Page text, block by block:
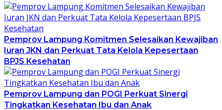
Pemprov Lampung Komitmen Selesaikan Kewajiban
Iuran JKN dan Perkuat Tata Kelola Kepesertaan
BPJS Kesehatan
Pemprov Lampung dan POGI Perkuat Sinergi
Tingkatkan Kesehatan Ibu dan Anak